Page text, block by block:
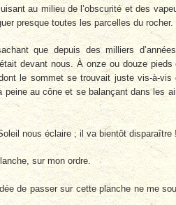
au milieu de l’obscurité et des
presque toutes les parcelles du rocher.
que depuis des milliers
devant nous. À onze ou douze pieds
le sommet se trouvait juste vis-à-vis
peine au cône et se balançant dans les
nous éclaire ; il va bientôt disparaître
sur mon ordre.
de passer sur cette planche ne me